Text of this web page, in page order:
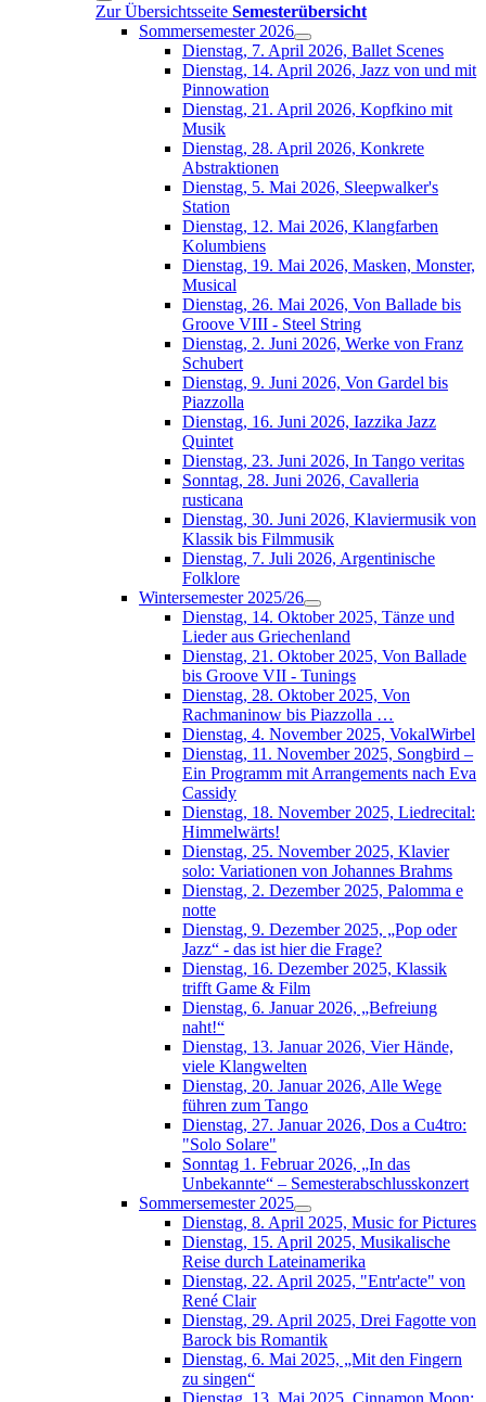
Zur Übersichtsseite Semesterübersicht
Sommersemester 2026
Dienstag, 7. April 2026, Ballet Scenes
Dienstag, 14. April 2026, Jazz von und mit
Pinnowation
Dienstag, 21. April 2026, Kopfkino mit
Musik
Dienstag, 28. April 2026, Konkrete
Abstraktionen
Dienstag, 5. Mai 2026, Sleepwalker's
Station
Dienstag, 12. Mai 2026, Klangfarben
Kolumbiens
Dienstag, 19. Mai 2026, Masken, Monster,
Musical
Dienstag, 26. Mai 2026, Von Ballade bis
Groove VIII - Steel String
Dienstag, 2. Juni 2026, Werke von Franz
Schubert
Dienstag, 9. Juni 2026, Von Gardel bis
Piazzolla
Dienstag, 16. Juni 2026, Iazzika Jazz
Quintet
Dienstag, 23. Juni 2026, In Tango veritas
Sonntag, 28. Juni 2026, Cavalleria
rusticana
Dienstag, 30. Juni 2026, Klaviermusik von
Klassik bis Filmmusik
Dienstag, 7. Juli 2026, Argentinische
Folklore
Wintersemester 2025/26
Dienstag, 14. Oktober 2025, Tänze und
Lieder aus Griechenland
Dienstag, 21. Oktober 2025, Von Ballade
bis Groove VII - Tunings
Dienstag, 28. Oktober 2025, Von
Rachmaninow bis Piazzolla …
Dienstag, 4. November 2025, VokalWirbel
Dienstag, 11. November 2025, Songbird –
Ein Programm mit Arrangements nach Eva
Cassidy
Dienstag, 18. November 2025, Liedrecital:
Himmelwärts!
Dienstag, 25. November 2025, Klavier
solo: Variationen von Johannes Brahms
Dienstag, 2. Dezember 2025, Palomma e
notte
Dienstag, 9. Dezember 2025, „Pop oder
Jazz“ - das ist hier die Frage?
Dienstag, 16. Dezember 2025, Klassik
trifft Game & Film
Dienstag, 6. Januar 2026, „Befreiung
naht!“
Dienstag, 13. Januar 2026, Vier Hände,
viele Klangwelten
Dienstag, 20. Januar 2026, Alle Wege
führen zum Tango
Dienstag, 27. Januar 2026, Dos a Cu4tro:
"Solo Solare"
Sonntag 1. Februar 2026, „In das
Unbekannte“ – Semesterabschlusskonzert
Sommersemester 2025
Dienstag, 8. April 2025, Music for Pictures
Dienstag, 15. April 2025, Musikalische
Reise durch Lateinamerika
Dienstag, 22. April 2025, "Entr'acte" von
René Clair
Dienstag, 29. April 2025, Drei Fagotte von
Barock bis Romantik
Dienstag, 6. Mai 2025, „Mit den Fingern
zu singen“
Dienstag, 13. Mai 2025, Cinnamon Moon: